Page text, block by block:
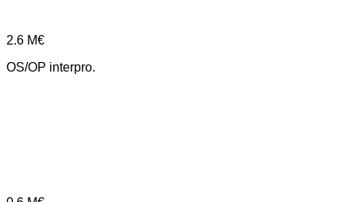
2.6 M€
OS/OP interpro.